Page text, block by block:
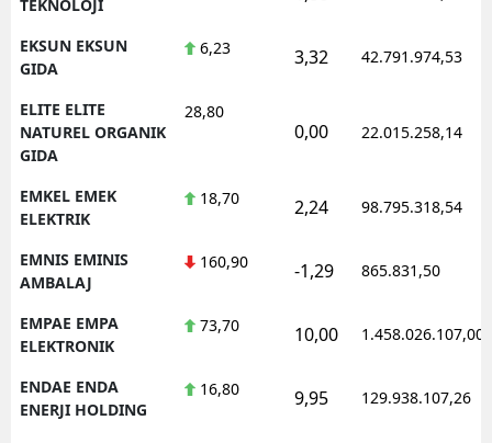
TEKNOLOJI
EKSUN EKSUN
GIDA
6,23 3,32 42.791.974,53
ELITE ELITE
NATUREL ORGANIK
GIDA
28,80
0,00 22.015.258,14
EMKEL EMEK
ELEKTRIK
18,70 2,24 98.795.318,54
EMNIS EMINIS
AMBALAJ
160,90 -1,29 865.831,50
EMPAE EMPA
ELEKTRONIK
73,70 10,00 1.458.026.107,00
ENDAE ENDA
ENERJI HOLDING
16,80 9,95 129.938.107,26